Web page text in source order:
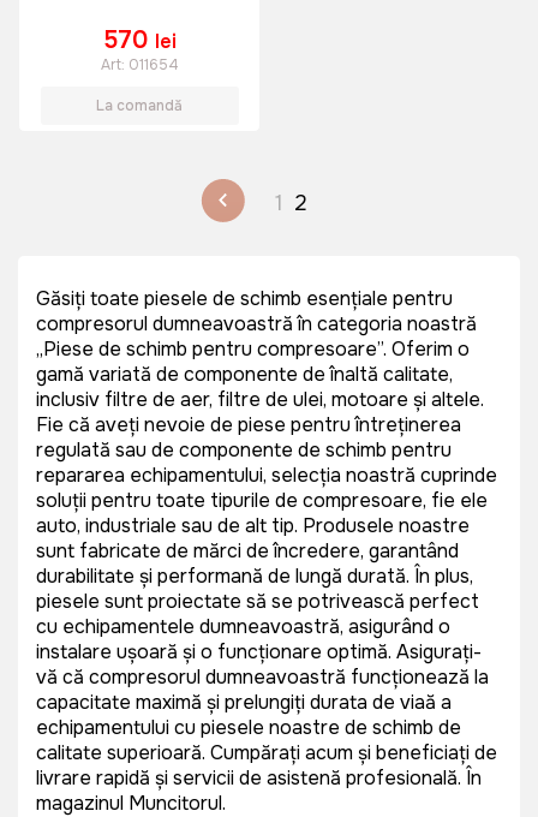
570 lei
Art: 011654
La comandă
1 2
Găsiți toate piesele de schimb esențiale pentru
compresorul dumneavoastră în categoria noastră
„Piese de schimb pentru compresoare”. Oferim o
gamă variată de componente de înaltă calitate,
inclusiv filtre de aer, filtre de ulei, motoare și altele.
Fie că aveți nevoie de piese pentru întreținerea
regulată sau de componente de schimb pentru
repararea echipamentului, selecția noastră cuprinde
soluții pentru toate tipurile de compresoare, fie ele
auto, industriale sau de alt tip. Produsele noastre
sunt fabricate de mărci de încredere, garantând
durabilitate și performanță de lungă durată. În plus,
piesele sunt proiectate să se potrivească perfect
cu echipamentele dumneavoastră, asigurând o
instalare ușoară și o funcționare optimă. Asigurați-
vă că compresorul dumneavoastră funcționează la
capacitate maximă și prelungiți durata de viață a
echipamentului cu piesele noastre de schimb de
calitate superioară. Cumpărați acum și beneficiați de
livrare rapidă și servicii de asistență profesională. În
magazinul Muncitorul.